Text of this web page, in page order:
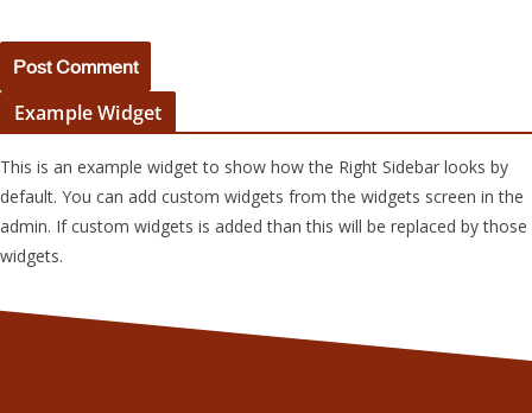
Example Widget
This is an example widget to show how the Right Sidebar looks by
default. You can add custom widgets from the widgets screen in the
admin. If custom widgets is added than this will be replaced by those
widgets.